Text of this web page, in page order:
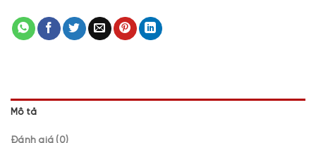
Mô tả
Đánh giá (0)